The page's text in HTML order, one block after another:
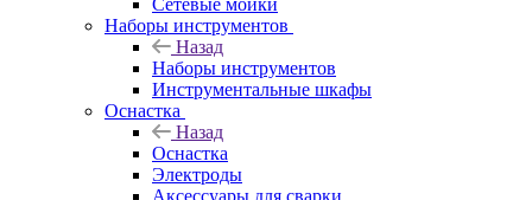
Сетевые мойки
Наборы инструментов
Назад
Наборы инструментов
Инструментальные шкафы
Оснастка
Назад
Оснастка
Электроды
Аксессуары для сварки